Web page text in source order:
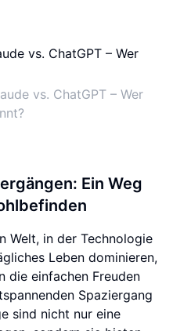
vs. ChatGPT – Wer
Ein Weg
Welt, in der Technologie
Leben dominieren,
die einfachen Freuden
Spaziergang
sind nicht nur eine